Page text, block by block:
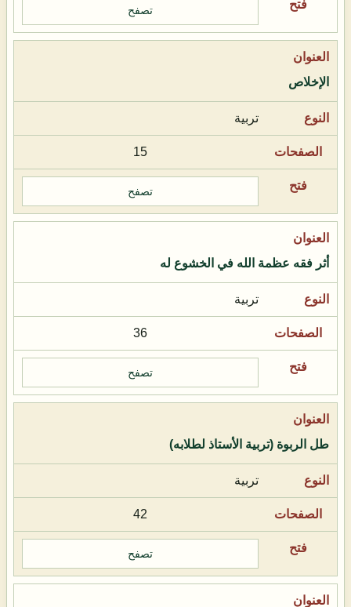
تصفح
الإخلاص
تربية
15
تصفح
أثر فقه عظمة الله في الخشوع له
تربية
36
تصفح
طل الربوة (تربية الأستاذ لطلابه)
تربية
42
تصفح